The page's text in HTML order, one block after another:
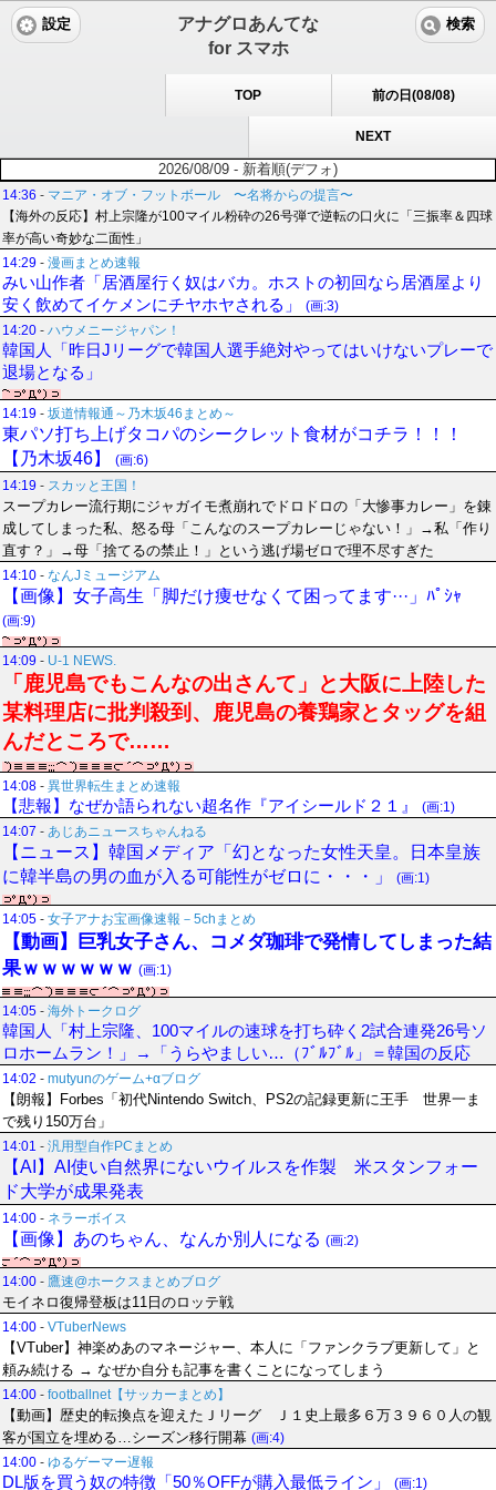
アナグロあんてな
for スマホ
設定 検索
TOP 前の日(08/08)
NEXT
2026/08/09 - 新着順(デフォ)
14:36 - マニア・オブ・フットボール 〜名将からの提言〜
【海外の反応】村上宗隆が100マイル粉砕の26号弾で逆転の口火に「三振率＆四球
率が高い奇妙な二面性」
14:29 - 漫画まとめ速報
みい山作者「居酒屋行く奴はバカ。ホストの初回なら居酒屋より
安く飲めてイケメンにチヤホヤされる」
(画:3)
14:20 - ハウメニージャパン！
韓国人「昨日Jリーグで韓国人選手絶対やってはいけないプレーで
退場となる」
14:19 - 坂道情報通～乃木坂46まとめ～
東パソ打ち上げタコパのシークレット食材がコチラ！！！
【乃木坂46】
(画:6)
14:19 - スカッと王国！
スープカレー流行期にジャガイモ煮崩れでドロドロの「大惨事カレー」を錬
成してしまった私、怒る母「こんなのスープカレーじゃない！」→私「作り
直す？」→母「捨てるの禁止！」という逃げ場ゼロで理不尽すぎた
14:10 - なんJミュージアム
【画像】女子高生「脚だけ痩せなくて困ってます···」ﾊﾟｼｬ
(画:9)
14:09 - U-1 NEWS.
「鹿児島でもこんなの出さんて」と大阪に上陸した
某料理店に批判殺到、鹿児島の養鶏家とタッグを組
んだところで……
14:08 - 異世界転生まとめ速報
【悲報】なぜか語られない超名作『アイシールド２１』
(画:1)
14:07 - あじあニュースちゃんねる
【ニュース】韓国メディア「幻となった女性天皇。日本皇族
に韓半島の男の血が入る可能性がゼロに・・・」
(画:1)
14:05 - 女子アナお宝画像速報－5chまとめ
【動画】巨乳女子さん、コメダ珈琲で発情してしまった結
果ｗｗｗｗｗｗ (画:1)
14:05 - 海外トークログ
韓国人「村上宗隆、100マイルの速球を打ち砕く2試合連発26号ソ
ロホームラン！」→「うらやましい…（ﾌﾞﾙﾌﾞﾙ」＝韓国の反応
14:02 - mutyunのゲーム+αブログ
【朗報】Forbes「初代Nintendo Switch、PS2の記録更新に王手 世界一ま
で残り150万台」
14:01 - 汎用型自作PCまとめ
【AI】AI使い自然界にないウイルスを作製 米スタンフォー
ド大学が成果発表
14:00 - ネラーボイス
【画像】あのちゃん、なんか別人になる (画:2)
14:00 - 鷹速@ホークスまとめブログ
モイネロ復帰登板は11日のロッテ戦
14:00 - VTuberNews
【VTuber】神楽めあのマネージャー、本人に「ファンクラブ更新して」と
頼み続ける → なぜか自分も記事を書くことになってしまう
14:00 - footballnet【サッカーまとめ】
【動画】歴史的転換点を迎えたＪリーグ Ｊ１史上最多６万３９６０人の観
客が国立を埋める…シーズン移行開幕 (画:4)
14:00 - ゆるゲーマー遅報
DL版を買う奴の特徴「50％OFFが購入最低ライン」 (画:1)